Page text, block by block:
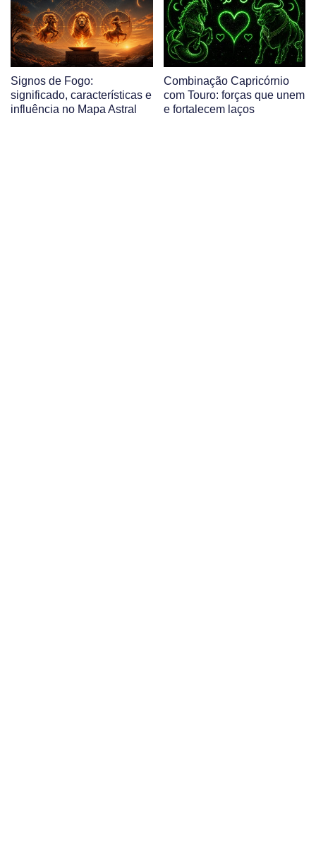
Signos de Fogo:
significado, características e
influência no Mapa Astral
Combinação Capricórnio
com Touro: forças que unem
e fortalecem laços